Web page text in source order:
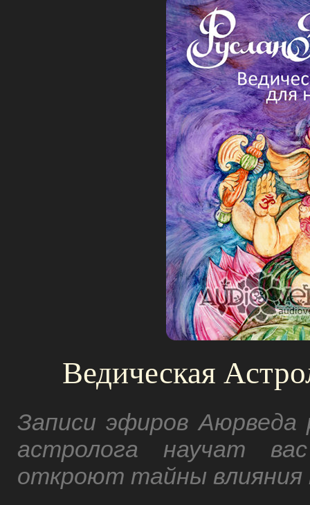
Ведическая
Записи эфиров Аюрведа
астролога научат
откроют тайны влияния